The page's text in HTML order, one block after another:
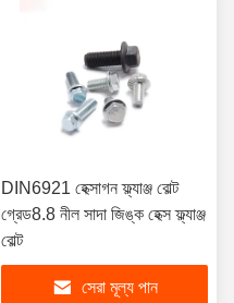
DIN6921 হেক্সাগন ফ্ল্যাঞ্জ বোল্ট
গ্রেড8.8 নীল সাদা জিঙ্ক হেক্স ফ্ল্যাঞ্জ
বোল্ট
সেরা মূল্য পান